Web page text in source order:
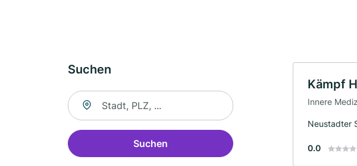
Suchen
Suche nach Ort
Suchen
Kämpf
Innere
Neustadter
0.0